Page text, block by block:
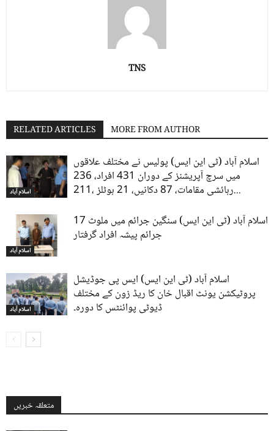
TNS
RELATED ARTICLES MORE FROM AUTHOR
اسلام آباد
اسلام آباد (ٹی این ایس) پولیس نے مختلف علاقوں
میں سرچ آپریشنز کے دوران 431 افراد، 236
رہائشی مقامات، 87 دکانیں، 21 ہوٹلز ،211...
اسلام آباد
اسلام آباد (ٹی این ایس) سنگین جرائم میں ملوث 17
جرائم پیشہ افراد گرفتار
اسلام آباد
اسلام آباد (ٹی این ایس) ایس پی جوڈیشل
پروٹیکشن یونٹ اقبال خان کا ریڈ زون کے مختلف
ڈیوٹی پوائنٹس کا دورہ۔
متعلقہ خبریں